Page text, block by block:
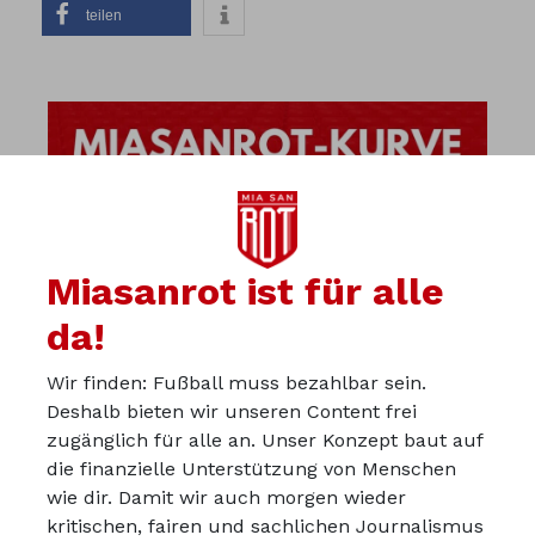
teilen
Miasanrot ist für alle
da!
Wir finden: Fußball muss bezahlbar sein.
Deshalb bieten wir unseren Content frei
zugänglich für alle an. Unser Konzept baut auf
die finanzielle Unterstützung von Menschen
wie dir. Damit wir auch morgen wieder
kritischen, fairen und sachlichen Journalismus